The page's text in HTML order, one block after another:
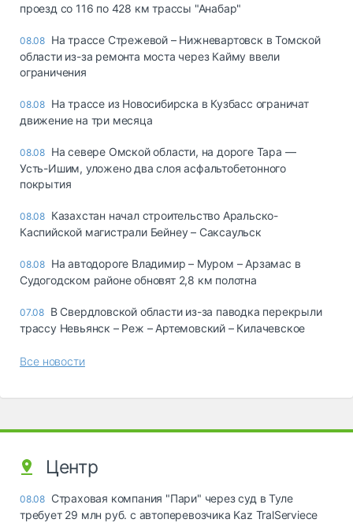
проезд со 116 по 428 км трассы "Анабар"
08.08 На трассе Стрежевой – Нижневартовск в Томской
области из-за ремонта моста через Кайму ввели
ограничения
08.08 На трассе из Новосибирска в Кузбасс ограничат
движение на три месяца
08.08 На севере Омской области, на дороге Тара —
Усть-Ишим, уложено два слоя асфальтобетонного
покрытия
08.08 Казахстан начал строительство Аральско-
Каспийской магистрали Бейнеу – Саксаульск
08.08 На автодороге Владимир – Муром – Арзамас в
Судогодском районе обновят 2,8 км полотна
07.08 В Свердловской области из-за паводка перекрыли
трассу Невьянск – Реж – Артемовский – Килачевское
Все новости
Центр
08.08 Страховая компания "Пари" через суд в Туле
требует 29 млн руб. с автоперевозчика Kaz TralServiece